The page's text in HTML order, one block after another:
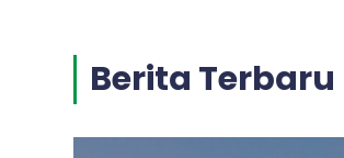
Berita Terbaru